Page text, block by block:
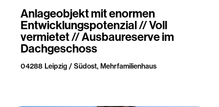
Anlageobjekt mit enormen
Entwicklungspotenzial // Voll
vermietet // Ausbaureserve im
Dachgeschoss
04288 Leipzig / Südost, Mehrfamilienhaus